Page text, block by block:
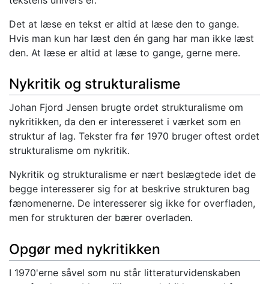
Det at læse en tekst er altid at læse den to gange.
Hvis man kun har læst den én gang har man ikke læst
den. At læse er altid at læse to gange, gerne mere.
Nykritik og strukturalisme
Johan Fjord Jensen brugte ordet strukturalisme om
nykritikken, da den er interesseret i værket som en
struktur af lag. Tekster fra før 1970 bruger oftest ordet
strukturalisme om nykritik.
Nykritik og strukturalisme er nært beslægtede idet de
begge interesserer sig for at beskrive strukturen bag
fænomenerne. De interesserer sig ikke for overfladen,
men for strukturen der bærer overladen.
Opgør med nykritikken
I 1970'erne såvel som nu står litteraturvidenskaben